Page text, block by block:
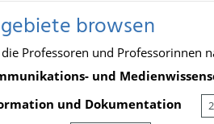
browsen
Professoren und Professorinnen
und
und Dokumentation